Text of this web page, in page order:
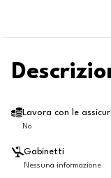
Lavora con le
No
Gabinetti
Nessuna informazione